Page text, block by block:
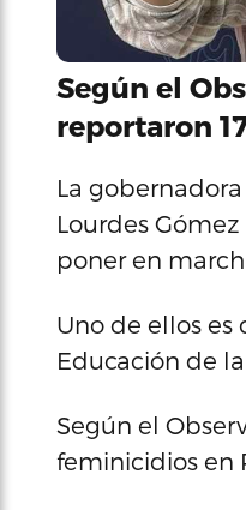
Según el
reportaron
La
Lourdes
poner en
Uno de ellos es
Educación de
Según el
feminicidios en